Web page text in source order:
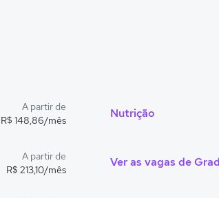
A partir de
R$ 148,86/mês
A partir de
R$ 213,10/mês
Nutrição
Ver as vagas de